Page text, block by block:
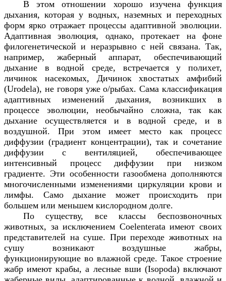
В этом отношении хорошо изучена функция
дыхания, которая у водных, наземных и переходных
форм ярко отражает процессы адаптивной эволюции.
Адаптивная эволюция, однако, протекает на фоне
филогенетической и неразрывно с ней связана. Так,
например, жаберный аппарат, обеспечивающий
дыхание в водной среде, встречается у полихет,
личинок насекомых, Дичинок хвостатых амфибий
(Urodela), не говоря уже о/рыбах. Сама классификация
адаптивных изменений дыхания, возникших в
процессе эволюции, необычайно сложна, так как
дыхание осуществляется и в водной среде, и в
воздушной. При этом имеет место как процесс
диффузии (градиент концентрации), так и сочетание
диффузии с вентиляцией, обеспечивающее
интенсивный процесс диффузии при низком
градиенте. Эти особенности газообмена дополняются
многочисленными изменениями циркуляции крови и
лимфы. Само дыхание может происходить при
большем или меньшем кислородном долге.
По существу, все классы беспозвоночных
животных, за исключением Coelenterataимеют своих
представителей на суше. При переходе животных на
сушу возникают воздушные жабры,
функционирующие во влажной среде. Такое строение
жабр имеют крабы, а лесные вши (Isopoda) включают